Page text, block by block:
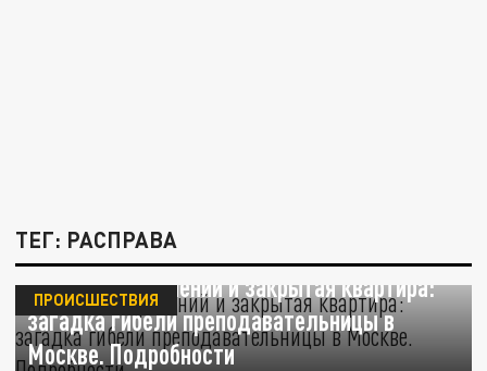
ТЕГ: РАСПРАВА
20 ножевых ранений и закрытая квартира:
загадка гибели преподавательницы в
Москве. Подробности
ПРОИСШЕСТВИЯ